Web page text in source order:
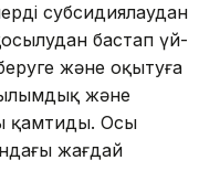
субсидиялаудан
бастап үй-
және оқытуға
және
қамтиды. Осы
жағдай